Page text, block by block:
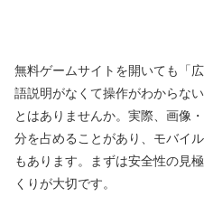
無料ゲームサイトを開いても「
語説明がなくて操作がわからな
とはありませんか。実際、画像
分を占めることがあり、モバイ
もあります。まずは安全性の見
くりが大切です。